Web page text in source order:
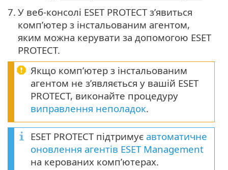
7. У веб-консолі ESET PROTECT з’явиться
комп’ютер з інстальованим агентом,
яким можна керувати за допомогою ESET
PROTECT.
Якщо комп’ютер з інстальованим
агентом не з’являється у вашій ESET
PROTECT, виконайте процедуру
виправлення неполадок.
ESET PROTECT підтримує автоматичне
оновлення агентів ESET Management
на керованих комп’ютерах.